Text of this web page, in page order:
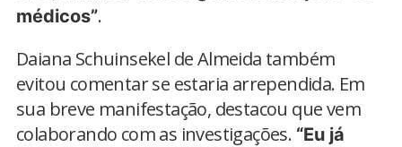
médicos”.
Daiana Schuinsekel de Almeida também
evitou comentar se estaria arrependida. Em
sua breve manifestação, destacou que vem
colaborando com as investigações. “Eu já